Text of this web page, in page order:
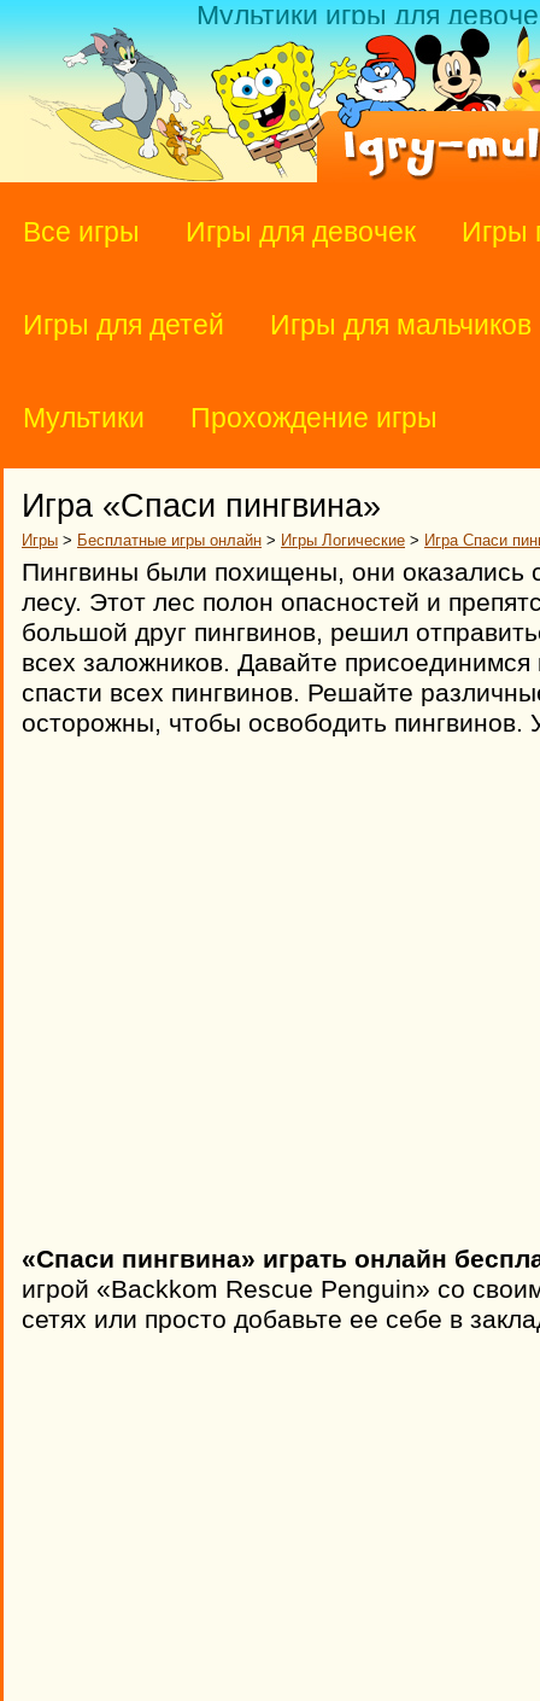
Мультики игры для
Все игры Игры для девочек Игры
Игры для детей Игры для мальчиков
Мультики Прохождение игры
Игра «Спаси пингвина»
Игры > Бесплатные игры онлайн > Игры Логические > Игра Спаси
Пингвины были похищены, они оказались
лесу. Этот лес полон опасностей и
большой друг пингвинов, решил
всех заложников. Давайте
спасти всех пингвинов. Решайте
осторожны, чтобы освободить пингвинов.
«Спаси пингвина» играть онлайн
игрой «Backkom Rescue Penguin» со
сетях или просто добавьте ее себе в